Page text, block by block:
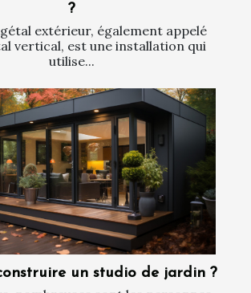
?
extérieur, également appelé
vertical, est une installation qui
utilise...
un studio de jardin ?